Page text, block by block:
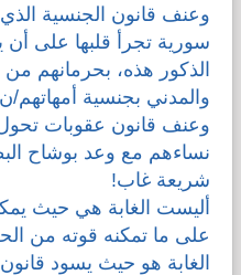
وعنف قانون الجنسية
سورية تجرأ قلبها على
الذكور هذه، بحرمانهم
والمدني بجنسية أمهاتهم/
وعنف قانون عقوبات تحول
نساءهم مع وعد بوشاح
شريعة غاب!
أليست الغابة هي حيث
على ما تمكنه قوته من
الغابة هو حيث يسود